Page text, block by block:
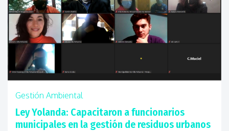
Gestión Ambiental
Ley Yolanda: Capacitaron a funcionarios
municipales en la gestión de residuos urbanos